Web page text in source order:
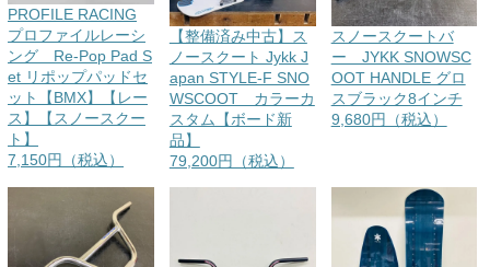
PROFILE RACING
プロファイルレーシ
ング Re-Pop Pad S
et リポップパッドセ
ット【BMX】【レー
ス】【スノースクー
ト】
7,150円（税込）
【整備済み中古】ス
ノースクート Jykk J
apan STYLE-F SNO
WSCOOT カラーカ
スタム【ボード新
品】
79,200円（税込）
スノースクートバ
ー JYKK SNOWSC
OOT HANDLE グロ
スブラック8インチ
9,680円（税込）